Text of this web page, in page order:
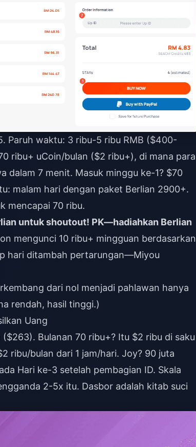
Paruh waktu: 3 ribu-5 ribu RMB ($400-
ribu+ uCoin/bulan ($2 ribu+), di mana para
dalam 7 menit. Masuk minggu ke-1? $70
malam hari dengan paket Berlian 2900+.
mencapai 70 ribu.
untuk shoutout! PK—hadiahkan Berlian
mengunci 10 ribu+ mingguan berdasarkan
hari ditambah pertarungan—Miyou
dari nol menjadi pahlawan hanya
rendah, hasil tinggi.)
Uang
Bulanan 70 ribu+? Itu $2 ribu di saku
ribu/bulan dari 1 jam/hari. Joy? 90 juta
Hari ke-3 setelah pembagian ID. Skala
2-5x itu. Dasbor adalah kitab suci